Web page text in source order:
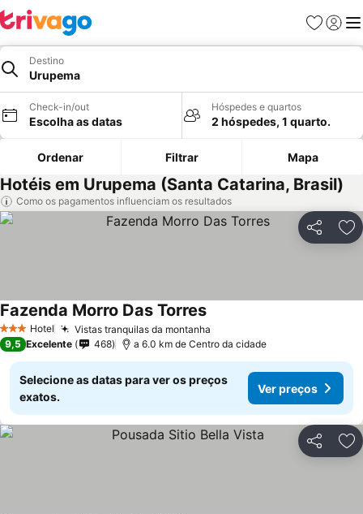
Favoritos
Iniciar
Destino
Urupema
Check-in/out
Escolha as datas
Hóspedes e quartos
2 hóspedes, 1 quarto.
Ordenar Filtrar Mapa
Hotéis em Urupema (Santa Catarina, Brasil)
Como os pagamentos influenciam os resultados
Partilhar
3 EstrelasHotel Vistas tranquilas da montanha
Fazenda Morro Das Torres
9,5 Excelente 468 a 6.0 km de Centro da cidade
Selecione as datas para ver os preços
exatos.
Ver preços
Partilhar